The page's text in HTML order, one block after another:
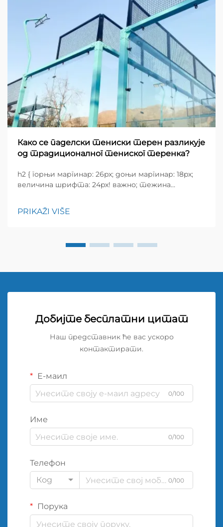
Како се паделски тениски терен разликује
од традиционалног тениског теренка?
h2 { горњи маргинар: 26px; доњи маргинар: 18px;
величина шрифта: 24px! важно; тежина
горњи маргинар: 26px; доњи маргинар: 18px;
величина шрифта: 20px!
PRIKAŽI VIŠE
Добијте бесплатни цитат
Наш представник ће вас ускоро
контактирати.
Е-маил
0/100
Име
0/100
Телефон
Код
0/100
Порука